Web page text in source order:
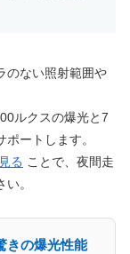
のない照射範囲や
ルクスの爆光と7
ートします。
る ことで、夜間走
。
きの爆光性能